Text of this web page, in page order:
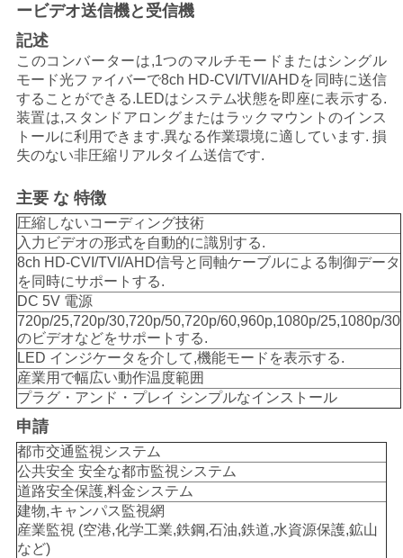
い
ニ
ュ
ー
ス
引
用
を
要
求
し
な
さ
い
ービデオ送信機と受信機
記述
このコンバーターは,1つのマルチモードまたはシングル
モード光ファイバーで8ch HD-CVI/TVI/AHDを同時に送信
することができる.LEDはシステム状態を即座に表示する.
装置は,スタンドアロングまたはラックマウントのインス
トールに利用できます.異なる作業環境に適しています. 損
失のない非圧縮リアルタイム送信です.
主要 な 特徴
圧縮しないコーディング技術
入力ビデオの形式を自動的に識別する.
8ch HD-CVI/TVI/AHD信号と同軸ケーブルによる制御データ
を同時にサポートする.
DC 5V 電源
720p/25,720p/30,720p/50,720p/60,960p,1080p/25,1080p/30
のビデオなどをサポートする.
LED インジケータを介して,機能モードを表示する.
産業用で幅広い動作温度範囲
プラグ・アンド・プレイ シンプルなインストール
申請
都市交通監視システム
公共安全 安全な都市監視システム
道路安全保護,料金システム
建物,キャンパス監視網
産業監視 (空港,化学工業,鉄鋼,石油,鉄道,水資源保護,鉱山
など)